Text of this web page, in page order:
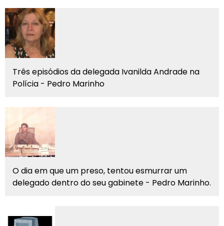
Três episódios da delegada Ivanilda Andrade na
Polícia - Pedro Marinho
O dia em que um preso, tentou esmurrar um
delegado dentro do seu gabinete - Pedro Marinho.